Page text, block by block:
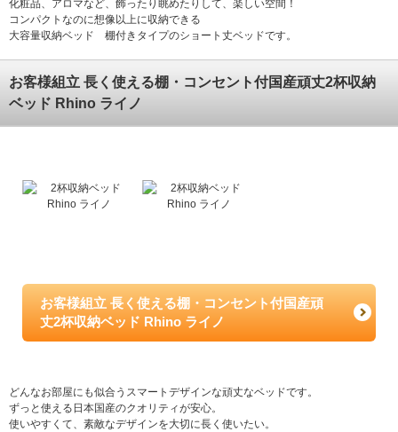
化粧品、アロマなど、飾ったり眺めたりして、楽しい空間！
コンパクトなのに想像以上に収納できる
大容量収納ベッド 棚付きタイプのショート丈ベッドです。
お客様組立 長く使える棚・コンセント付国産頑丈2杯収納
ベッド Rhino ライノ
お客様組立 長く使える棚・コンセント付国産頑
丈2杯収納ベッド Rhino ライノ
どんなお部屋にも似合うスマートデザインな頑丈なベッドです。
ずっと使える日本国産のクオリティが安心。
使いやすくて、素敵なデザインを大切に長く使いたい。